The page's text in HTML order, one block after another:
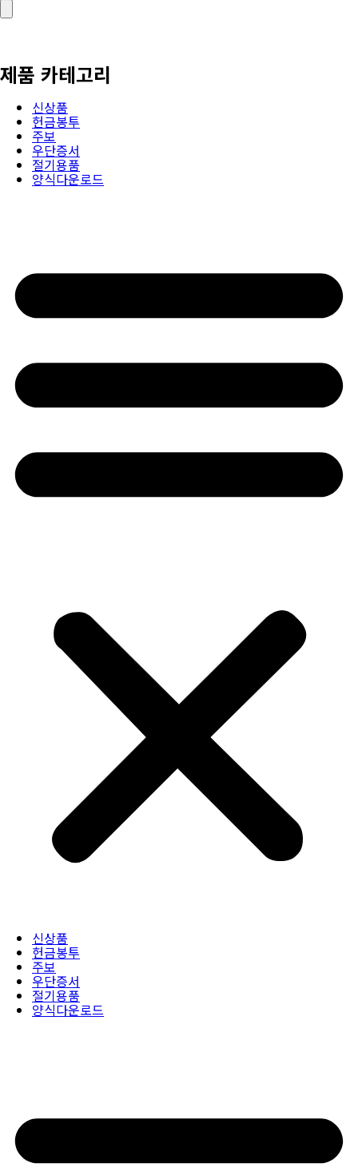
제품 카테고리
신상품
헌금봉투
주보
우단증서
절기용품
양식다운로드
신상품
헌금봉투
주보
우단증서
절기용품
양식다운로드